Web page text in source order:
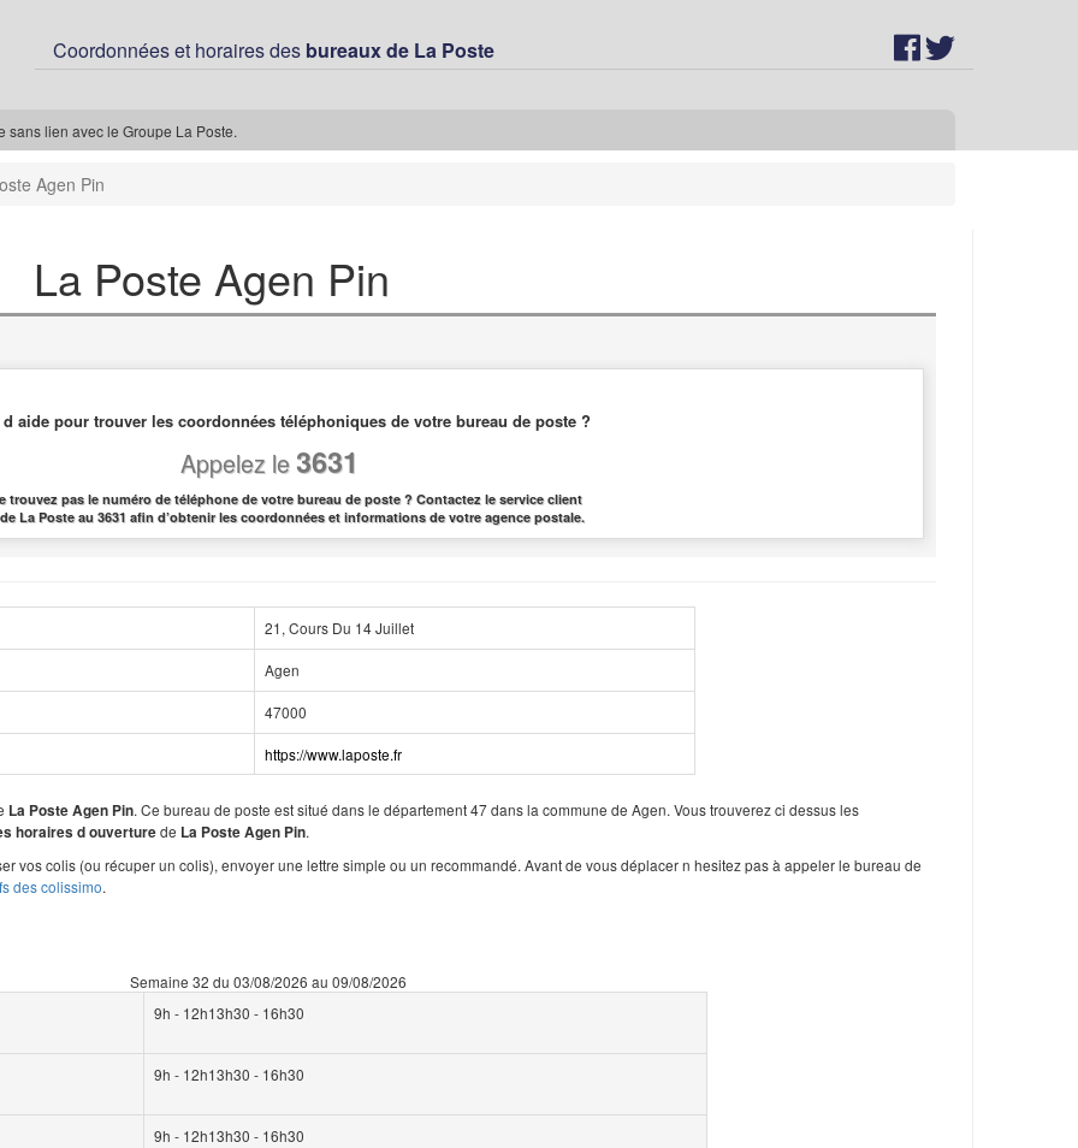
Coordonnées et horaires des bureaux de La Poste
sans lien avec le Groupe La Poste.
Agen Pin
La Poste Agen Pin
aide pour trouver les coordonnées téléphoniques de votre bureau de poste ?
Appelez le3631
trouvez pas le numéro de téléphone de votre bureau de poste ? Contactez le service client
La Poste au 3631 afin d’obtenir les coordonnées et informations de votre agence postale.
21, Cours Du 14 Juillet
Agen
47000
https://www.laposte.fr
La Poste Agen Pin. Ce bureau de poste est situé dans le département 47 dans la commune de Agen. Vous trouverez ci dessus les
horaires d ouverturede La Poste Agen Pin.
vos colis (ou récuper un colis), envoyer une lettre simple ou un recommandé. Avant de vous déplacer n hesitez pas à appeler le bureau de
des colissimo.
Semaine 32 du 03/08/2026 au 09/08/2026
9h - 12h13h30 - 16h30
9h - 12h13h30 - 16h30
9h - 12h13h30 - 16h30